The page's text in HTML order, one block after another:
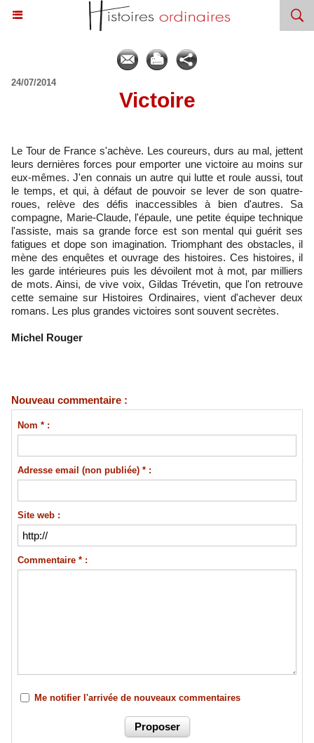
24/07/2014
Victoire
Le Tour de France s'achève. Les coureurs, durs au mal, jettent
leurs dernières forces pour emporter une victoire au moins sur
eux-mêmes. J'en connais un autre qui lutte et roule aussi, tout
le temps, et qui, à défaut de pouvoir se lever de son quatre-
roues, relève des défis inaccessibles à bien d'autres. Sa
compagne, Marie-Claude, l'épaule, une petite équipe technique
l'assiste, mais sa grande force est son mental qui guérit ses
fatigues et dope son imagination. Triomphant des obstacles, il
mène des enquêtes et ouvrage des histoires. Ces histoires, il
les garde intérieures puis les dévoilent mot à mot, par milliers
de mots. Ainsi, de vive voix, Gildas Trévetin, que l'on retrouve
cette semaine sur Histoires Ordinaires, vient d'achever deux
romans. Les plus grandes victoires sont souvent secrètes.
Michel Rouger
Nouveau commentaire :
Nom * :
Adresse email (non publiée) * :
Site web :
Commentaire * :
Me notifier l'arrivée de nouveaux commentaires